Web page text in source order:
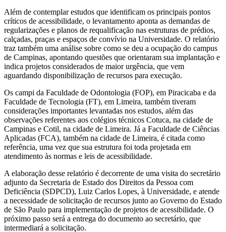
Além de contemplar estudos que identificam os principais pontos
críticos de acessibilidade, o levantamento aponta as demandas de
regularizações e planos de requalificação nas estruturas de prédios,
calçadas, praças e espaços de convívio na Universidade. O relatório
traz também uma análise sobre como se deu a ocupação do campus
de Campinas, apontando questões que orientaram sua implantação e
indica projetos considerados de maior urgência, que vem
aguardando disponibilização de recursos para execução.
Os campi da Faculdade de Odontologia (FOP), em Piracicaba e da
Faculdade de Tecnologia (FT), em Limeira, também tiveram
considerações importantes levantadas nos estudos, além das
observações referentes aos colégios técnicos Cotuca, na cidade de
Campinas e Cotil, na cidade de Limeira. Já a Faculdade de Ciências
Aplicadas (FCA), também na cidade de Limeira, é citada como
referência, uma vez que sua estrutura foi toda projetada em
atendimento às normas e leis de acessibilidade.
A elaboração desse relatório é decorrente de uma visita do secretário
adjunto da Secretaria de Estado dos Direitos da Pessoa com
Deficiência (SDPCD), Luiz Carlos Lopes, à Universidade, e atende
a necessidade de solicitação de recursos junto ao Governo do Estado
de São Paulo para implementação de projetos de acessibilidade. O
próximo passo será a entrega do documento ao secretário, que
intermediará a solicitação.